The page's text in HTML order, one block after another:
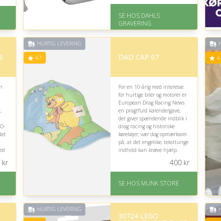
Levering: 2-3 dage
Gratis fragt
SE HOS DAHLS
GRAVERING
kr
HURTIG LEVERING
4.7 DAD CAP 07
For en 10-årig med interesse
for hurtige biler og motorer er
European Drag Racing News
en pragtfuld kalendergave,
der giver spændende indblik i
drag racing og historiske
køretøjer; vær dog opmærksom
på, at det engelske, teksttunge
indhold kan kræve hjælp.
levering
400kr
SE HOS MUNK STORE
HURTIG LEVERING
30724 LEGO